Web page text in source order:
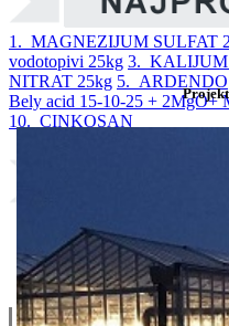
1. MAGNEZIJUM SULFAT
vodotopivi 25kg 3. KALIJUM
NITRAT 25kg 5. ARDENDO
Bely acid 15-10-25 + 2MgO+
10. CINKOSAN
Linkovi